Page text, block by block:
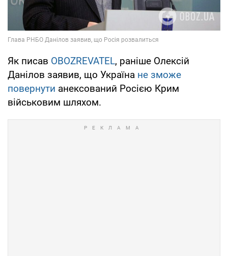
Як писав OBOZREVATEL, раніше Олексій
Данілов заявив, що Україна не зможе
повернути анексований Росією Крим
військовим шляхом.